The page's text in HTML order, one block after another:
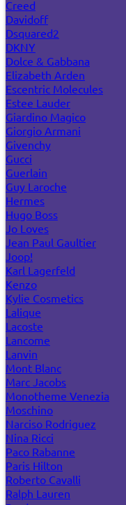
Creed
Davidoff
Dsquared2
DKNY
Dolce & Gabbana
Elizabeth Arden
Escentric Molecules
Estee Lauder
Giardino Magico
Giorgio Armani
Givenchy
Gucci
Guerlain
Guy Laroche
Hermes
Hugo Boss
Jo Loves
Jean Paul Gaultier
Joop!
Karl Lagerfeld
Kenzo
Kylie Cosmetics
Lalique
Lacoste
Lancome
Lanvin
Mont Blanc
Marc Jacobs
Monotheme Venezia
Moschino
Narciso Rodriguez
Nina Ricci
Paco Rabanne
Paris Hilton
Roberto Cavalli
Ralph Lauren